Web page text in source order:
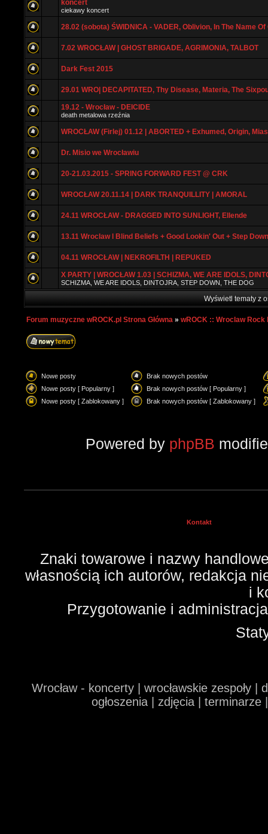
koncert
ciekawy koncert
28.02 (sobota) ŚWIDNICA - VADER, Oblivion, In The Name Of
7.02 WROCŁAW | GHOST BRIGADE, AGRIMONIA, TALBOT
Dark Fest 2015
29.01 WRO| DECAPITATED, Thy Disease, Materia, The
19.12 - Wrocław - DEICIDE
death metalowa rzeźnia
WROCŁAW (Firlej) 01.12 | ABORTED + Exhumed, Origin,
Dr. Misio we Wrocławiu
20-21.03.2015 - SPRING FORWARD FEST @ CRK
WROCŁAW 20.11.14 | DARK TRANQUILLITY | AMORAL
24.11 WROCŁAW - DRAGGED INTO SUNLIGHT, Ellende
13.11 Wroclaw l Blind Beliefs + Good Lookin' Out + Step Down
04.11 WROCŁAW | NEKROFILTH | REPUKED
X PARTY | WROCŁAW 1.03 | SCHIZMA, WE ARE IDOLS,
SCHIZMA, WE ARE IDOLS, DINTOJRA, STEP DOWN, THE DOG
Wyświetl tematy z
Forum muzyczne wROCK.pl Strona Główna » wROCK :: Wroclaw Rock
Nowe posty
Brak nowych postów
Nowe posty [ Popularny ]
Brak nowych postów [ Popularny ]
Nowe posty [ Zablokowany ]
Brak nowych postów [ Zablokowany ]
Powered by phpBB
Kontakt
Znaki towarowe i nazwy
własnością ich autorów, redakcja
i
Przygotowanie i
Wrocław - koncerty | wrocławskie zespoły
ogłoszenia | zdjęcia |